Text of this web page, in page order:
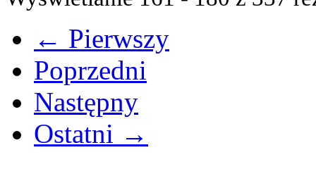
← Pierwszy
Poprzedni
Następny
Ostatni →